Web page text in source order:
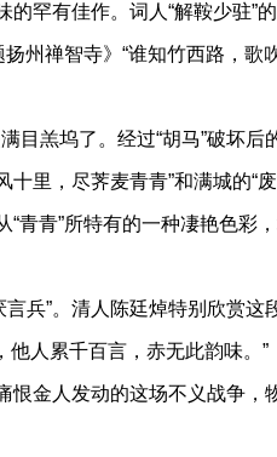
的罕有佳作。词人“解鞍少驻”
扬州禅智寺》“谁知竹西路，
羔坞了。经过“胡马”破坏后
里，尽荠麦青青”和满城的“
“青青”所特有的一种凄艳色彩
”。清人陈廷焯特别欣赏这
他人累千百言，赤无此韵味。
恨金人发动的这场不义战争